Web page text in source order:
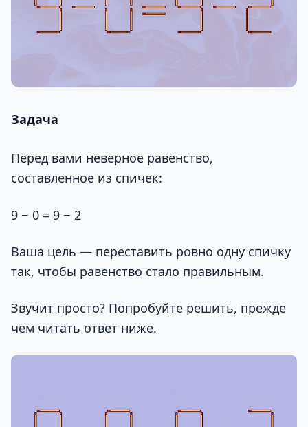
Задача
Перед вами неверное равенство,
составленное из спичек:
9 − 0 = 9 − 2
Ваша цель — переставить ровно одну спичку
так, чтобы равенство стало правильным.
Звучит просто? Попробуйте решить, прежде
чем читать ответ ниже.